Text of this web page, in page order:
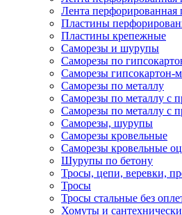
Лента перфорированная
Пластины
Пластины крепежные
Саморезы и шурупы
Саморезы по
Саморезы гипсокартон-
Саморезы по металлу
Саморезы по металлу с
Саморезы по металлу с
Саморезы, шурупы
Саморезы кровельные
Саморезы кровельные
Шурупы по бетону
Тросы, цепи, веревки,
Тросы
Тросы стальные без
Хомуты и